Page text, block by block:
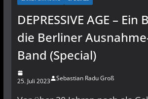
DEPRESSIVE AGE – Ein
die Berliner
Band (Special)
25. Juli 2023 Sebastian Radu Groß